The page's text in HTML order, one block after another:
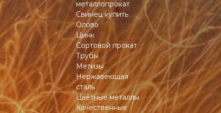
металлопрокат
Свинец купить
Олово
Цинк
Сортовой прокат
Трубы
Метизы
Нержавеющая
сталь
Цветные металлы
Качественные